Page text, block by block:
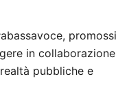
promossi
in collaborazione
pubbliche e